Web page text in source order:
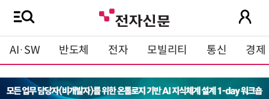
AI·SW 반도체 전자 모빌리티 통신 경제